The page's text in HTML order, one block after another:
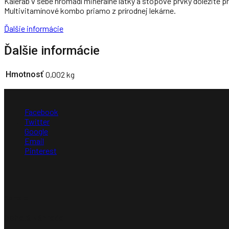
Multivitamínové kombo priamo z prírodnej lekárne.
Ďalšie informácie
Ďalšie informácie
Hmotnosť 0,002 kg
Facebook
Twitter
Google
Email
Pinterest